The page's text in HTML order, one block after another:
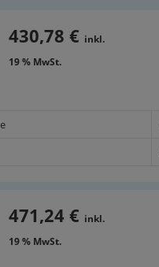
430,78 € inkl.
19 % MwSt.
471,24 € inkl.
19 % MwSt.